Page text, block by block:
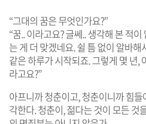
털
“그대의 꿈은 무엇인가요?”
“꿈.. 이라고요? 글쎄.. 생각해 본 적
는 게 더 맞겠네요. 쉴 틈 없이 알바
같은 하루가 시작되죠. 그렇게 몇 년,
라고요?”
아프니까 청춘이고, 청춘이니까 힘
각한다. 청춘이, 젊다는 것이 모든 것